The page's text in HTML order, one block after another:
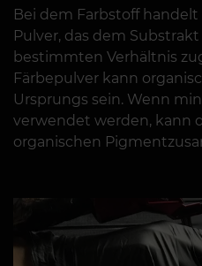
Bei dem Farbstoff
Pulver, das dem
bestimmten Verhältnis
Färbepulver kann
Ursprungs sein. Wenn
verwendet werden, kann
organischen